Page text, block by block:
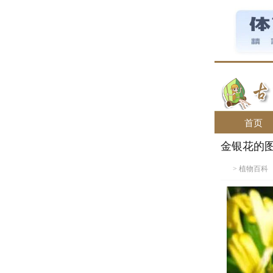
首页
金银花的
> 植物百科